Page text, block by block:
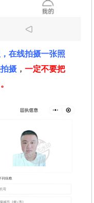
在线拍摄一张照
摄 ，一定不要把